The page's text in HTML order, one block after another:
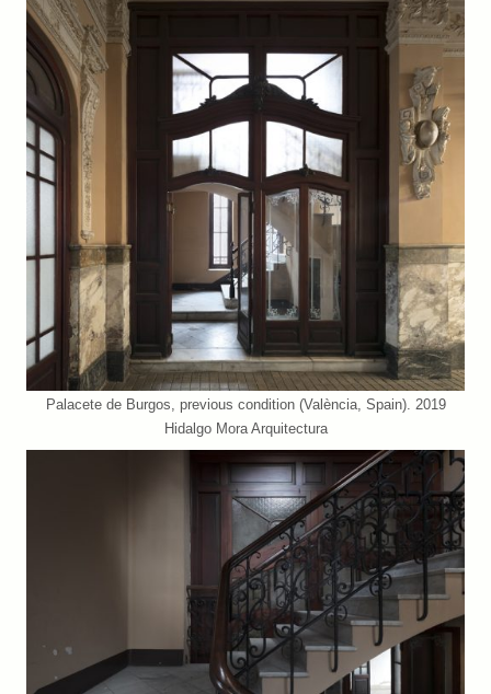
Palacete de Burgos, previous condition (València, Spain). 2019
Hidalgo Mora Arquitectura